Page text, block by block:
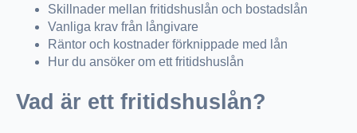
Skillnader mellan fritidshuslån och bostadslån
Vanliga krav från långivare
Räntor och kostnader förknippade med lån
Hur du ansöker om ett fritidshuslån
Vad är ett fritidshuslån?